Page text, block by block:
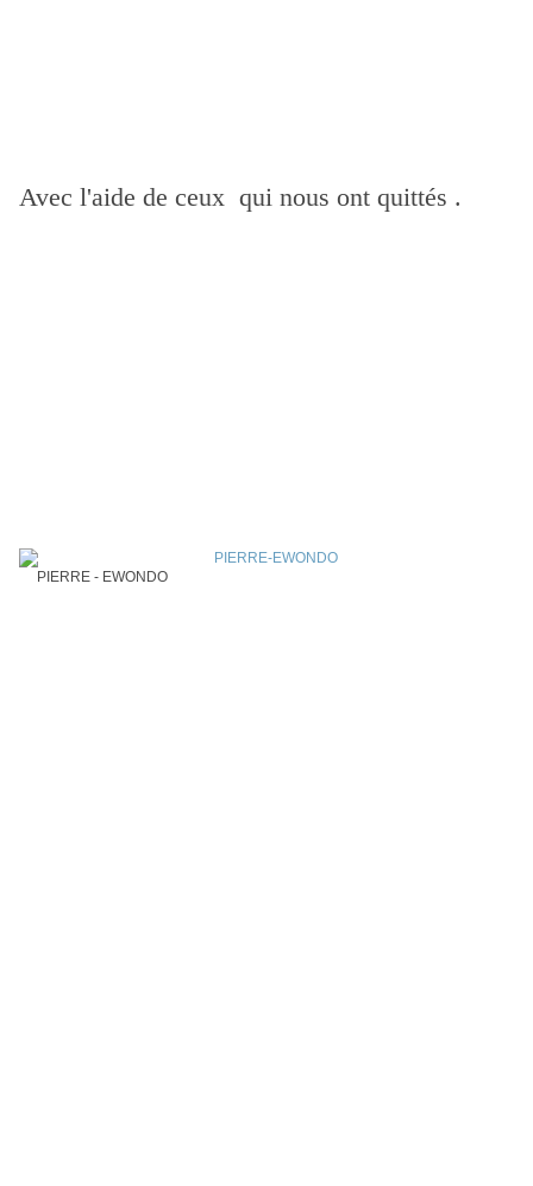
Avec l'aide de ceux qui nous ont quittés .
PIERRE - EWONDO